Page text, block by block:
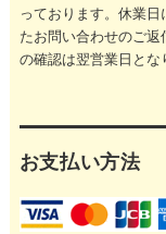
っております。休業日
たお問い合わせのご返
の確認は翌営業日とな
お支払い方法